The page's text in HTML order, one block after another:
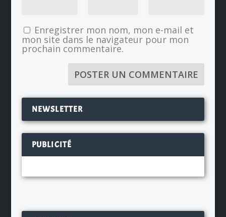
Enregistrer mon nom, mon e-mail et
mon site dans le navigateur pour mon
prochain commentaire.
NEWSLETTER
PUBLICITÉ